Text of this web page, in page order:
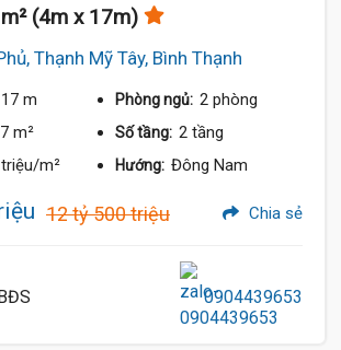
(4m x 17m)
Thạnh Mỹ Tây, Bình Thạnh
m Phòng ngủ: 2 phòng
m² Số tầng: 2 tầng
m² Hướng: Đông Nam
12 tỷ 500 triệu Chia sẻ
0904439653